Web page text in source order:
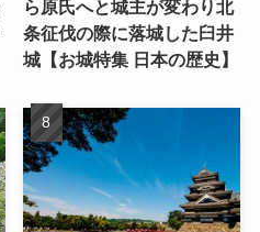
ら原氏へと城主が変わり北
条征伐の際に落城した臼井
城【お城特集 日本の歴史】